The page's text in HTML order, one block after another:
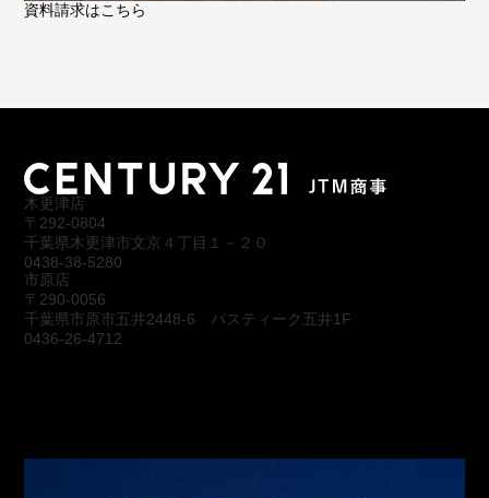
資料請求はこちら
木更津店
〒292-0804
千葉県木更津市文京４丁目１－２０
0438-38-5280
市原店
〒290-0056
千葉県市原市五井2448-6 パスティーク五井1F
0436-26-4712